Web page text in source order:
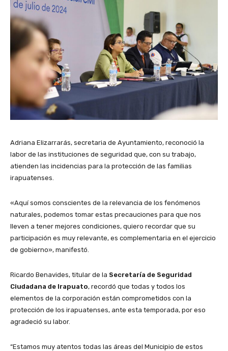
Adriana Elizarrarás, secretaria de Ayuntamiento, reconoció la
labor de las instituciones de seguridad que, con su trabajo,
atienden las incidencias para la protección de las familias
irapuatenses.
«Aquí somos conscientes de la relevancia de los fenómenos
naturales, podemos tomar estas precauciones para que nos
lleven a tener mejores condiciones, quiero recordar que su
participación es muy relevante, es complementaria en el ejercicio
de gobierno», manifestó.
Ricardo Benavides, titular de la Secretaría de Seguridad
Ciudadana de Irapuato, recordó que todas y todos los
elementos de la corporación están comprometidos con la
protección de los irapuatenses, ante esta temporada, por eso
agradeció su labor.
“Estamos muy atentos todas las áreas del Municipio de estos